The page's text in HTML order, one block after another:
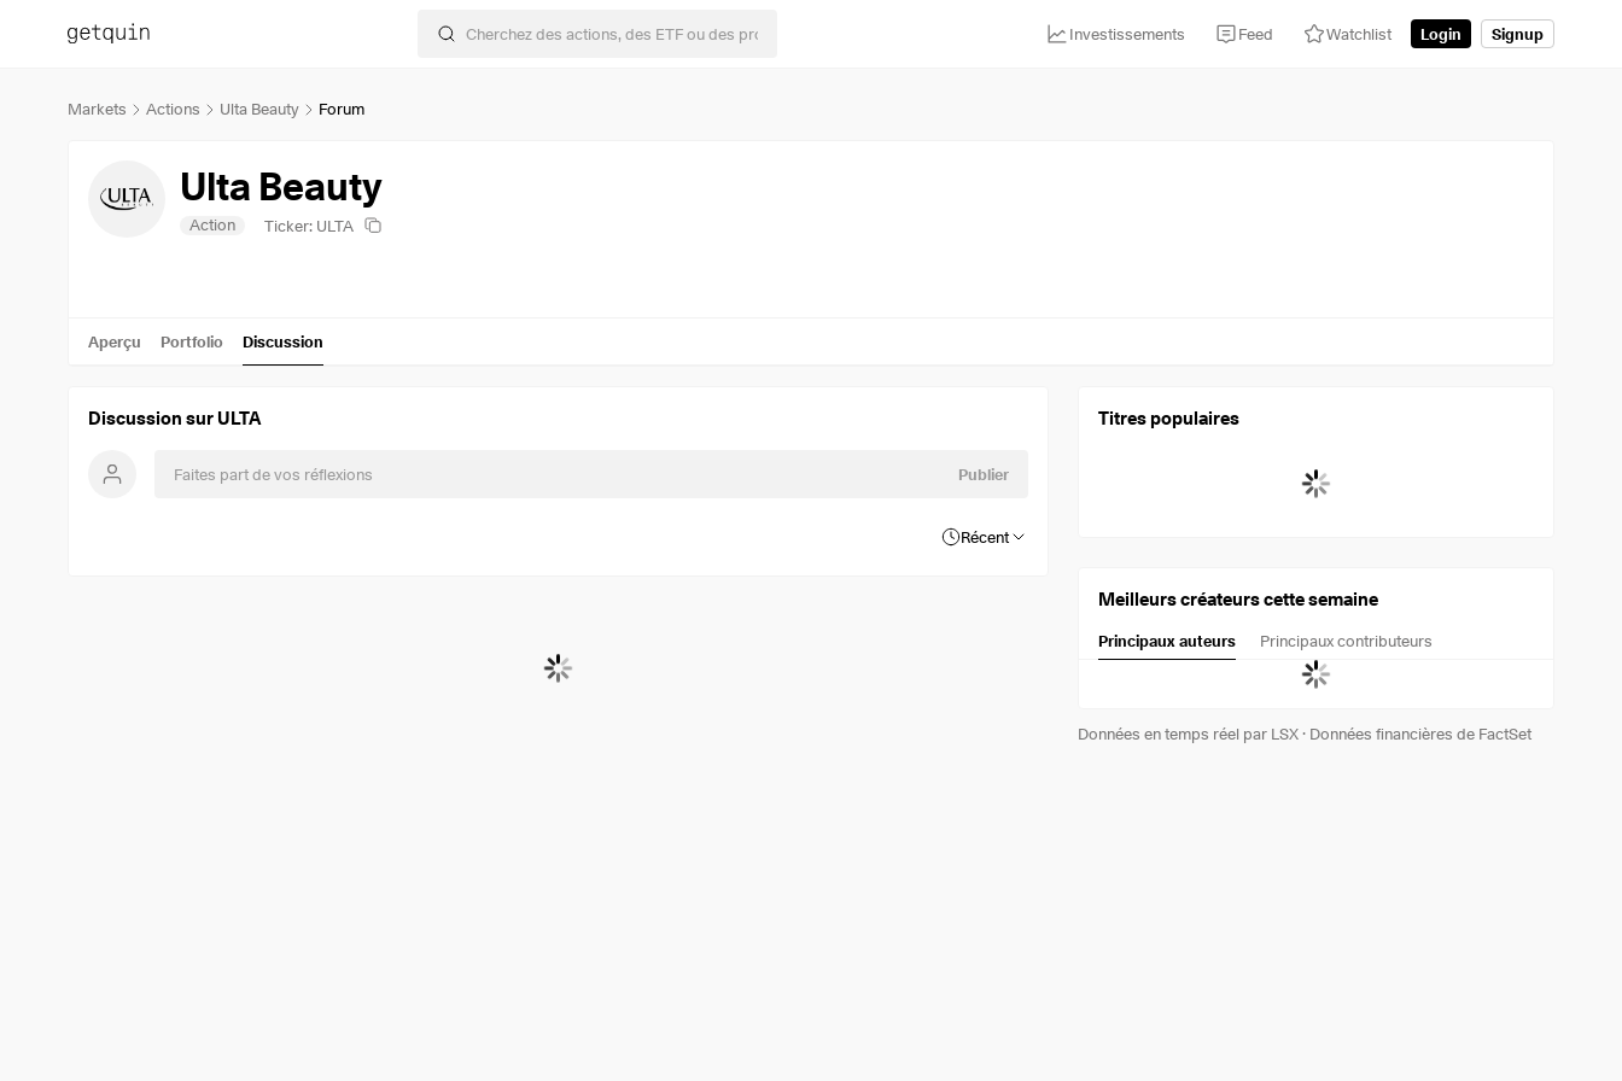
Investissements Feed Watchlist Login Signup
Markets Actions Ulta Beauty Forum
Ulta Beauty
Action Ticker: ULTA
Aperçu Portfolio Discussion
Discussion sur ULTA
Publier
Récent
Titres populaires
Meilleurs créateurs cette semaine
Principaux auteurs Principaux contributeurs
Données en temps réel par LSX· Données financières de FactSet